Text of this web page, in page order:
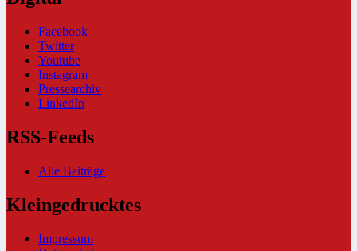
Facebook
Twitter
Youtube
Instagram
Pressearchiv
LinkedIn
RSS-Feeds
Alle Beiträge
Kleingedrucktes
Impressum